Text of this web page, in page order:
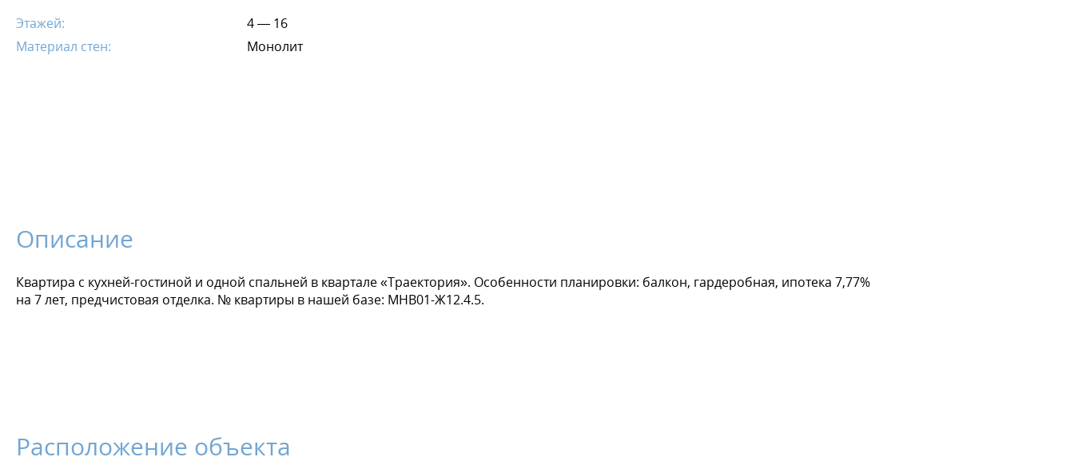
Этажей:
4 — 16
Материал стен:
Монолит
Описание
Квартира с кухней-гостиной и одной спальней в квартале «Траектория». Особенности планировки: балкон, гардеробная, ипотека 7,77%
на 7 лет, предчистовая отделка. № квартиры в нашей базе: МНВ01-Ж12.4.5.
Расположение объекта